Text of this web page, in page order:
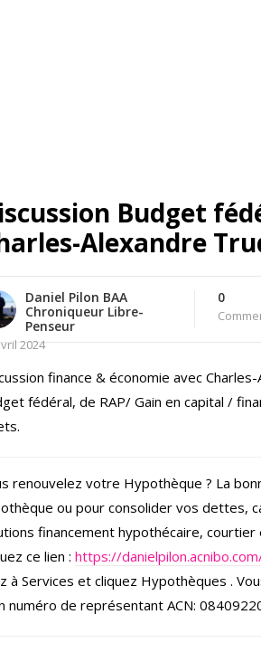
Budget
Alexandre
Daniel Pilon BAA
Chroniqueur Libre-
Penseur
2024
0
finance & économie avec
fédéral, de RAP/ Gain en capital /
renouvelez votre Hypothèque ? La
ou pour consolider vos dettes,
financement hypothécaire,
ce lien : https://
à Services et cliquez Hypothèques .
numéro de représentant ACN: